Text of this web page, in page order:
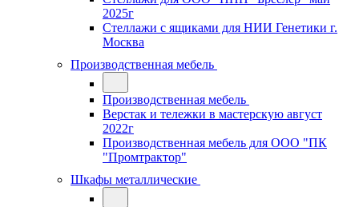
2025г
Стеллажи с ящиками для НИИ Генетики г.
Москва
Производственная мебель
Производственная мебель
Верстак и тележки в мастерскую август
2022г
Производственная мебель для ООО "ПК
"Промтрактор"
Шкафы металлические